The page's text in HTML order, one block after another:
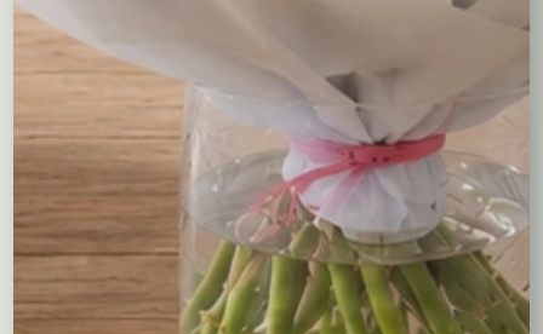
Kompozycje
Bukiety okolicznościowe
Kreatory bukietów
Flower boxy – kwiaty w pudełkach
Maskotki
Kosze kwiatowe